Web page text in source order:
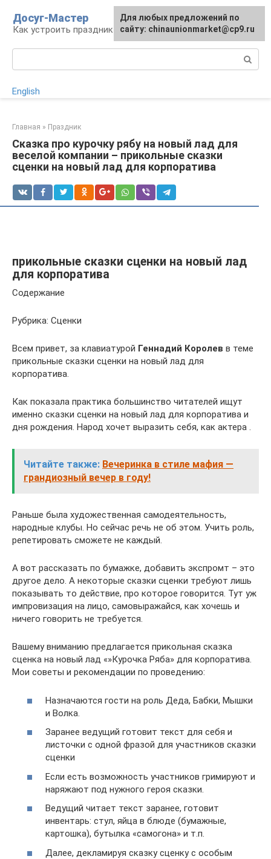
контенту
Досуг-Мастер
Как устроить праздник
English
Главная » Праздник
Сказка про курочку рябу на новый лад для
веселой компании – прикольные сказки
сценки на новый лад для корпоратива
прикольные сказки сценки на новый лад
для корпоратива
Содержание
Рубрика: Сценки
Всем привет, за клавиатурой Геннадий Королев в теме
прикольные сказки сценки на новый лад для
корпоратива.
Как показала практика большинство читателей ищут
именно сказки сценки на новый лад для корпоратива и
дня рождения. Народ хочет выразить себя, как актера .
Читайте также: Вечеринка в стиле мафия —
грандиозный вечер в году!
Раньше была художественная самодеятельность,
народные клубы. Но сейчас речь не об этом. Учить роль,
репетировать сможете не каждый.
А вот рассказать по бумажке, добавить экспромт – это
другое дело. А некоторые сказки сценки требуют лишь
показывать то действие, про которое говорится. Тут уж
импровизация на лицо, самовыражайся, как хочешь и
ничего говорить не требуется.
Вашему вниманию предлагается прикольная сказка
сценка на новый лад «»Курочка Ряба» для корпоратива.
Мои советы и рекомендации по проведению:
Назначаются гости на роль Деда, Бабки, Мышки
и Волка.
Заранее ведущий готовит текст для себя и
листочки с одной фразой для участников сказки
сценки
Если есть возможность участников гримируют и
наряжают под нужного героя сказки.
Ведущий читает текст заранее, готовит
инвентарь: стул, яйца в блюде (бумажные,
картошка), бутылка «самогона» и т.п.
Далее, декламируя сказку сценку с особым
Для любых предложений по
сайту: chinaunionmarket@cp9.ru
Для любых предложений по
сайту: chinaunionmarket@cp9.ru